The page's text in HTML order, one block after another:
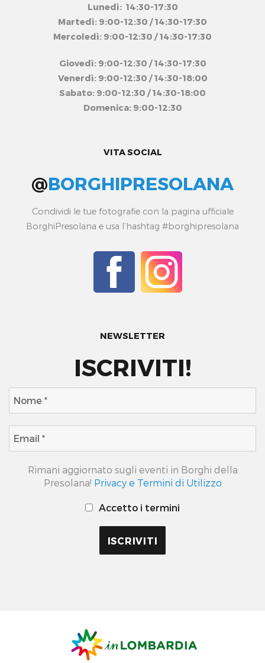
Lunedì: 14:30-17:30
Martedì: 9:00-12:30 / 14:30-17:30
Mercoledì: 9:00-12:30 / 14:30-17:30
Giovedì: 9:00-12:30 / 14:30-17:30
Venerdì: 9:00-12:30 / 14:30-18:00
Sabato: 9:00-12:30 / 14:30-18:00
Domenica: 9:00-12:30
VITA SOCIAL
@BORGHIPRESOLANA
Condividi le tue fotografie con la pagina ufficiale
BorghiPresolana e usa l’hashtag #borghipresolana
NEWSLETTER
ISCRIVITI!
Rimani aggiornato sugli eventi in Borghi della
Presolana! Privacy e Termini di Utilizzo
Accetto i termini